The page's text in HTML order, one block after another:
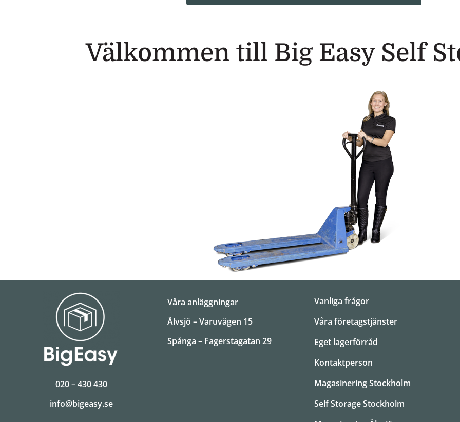
Välkommen till Big Easy Self
020 – 430 430
info@bigeasy.se
Våra anläggningar
Älvsjö – Varuvägen 15
Spånga – Fagerstagatan 29
Vanliga frågor
Våra företagstjänster
Eget lagerförråd
Kontaktperson
Magasinering Stockholm
Self Storage Stockholm